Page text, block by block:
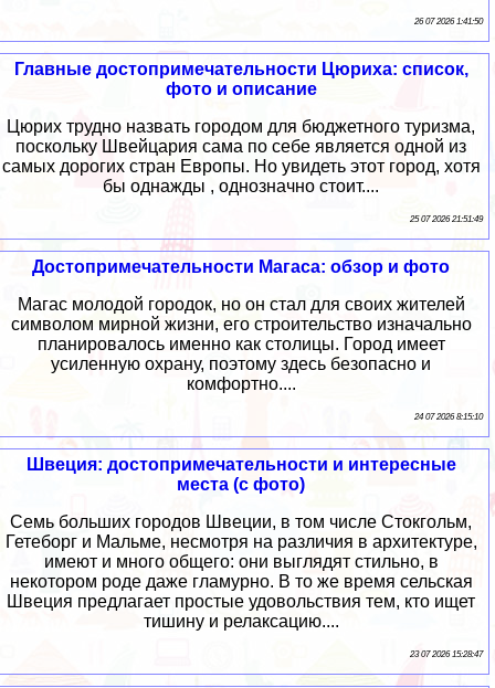
26 07 2026 1:41:50
Главные достопримечательности Цюриха: список,
фото и описание
Цюрих трудно назвать городом для бюджетного туризма,
поскольку Швейцария сама по себе является одной из
самых дорогих стран Европы. Но увидеть этот город, хотя
бы однажды , однозначно стоит....
25 07 2026 21:51:49
Достопримечательности Магаса: обзор и фото
Магас молодой городок, но он стал для своих жителей
символом мирной жизни, его строительство изначально
планировалось именно как столицы. Город имеет
усиленную охрану, поэтому здесь безопасно и
комфортно....
24 07 2026 8:15:10
Швеция: достопримечательности и интересные
места (с фото)
Семь больших городов Швеции, в том числе Стокгольм,
Гетеборг и Мальме, несмотря на различия в архитектуре,
имеют и много общего: они выглядят стильно, в
некотором роде даже гламурно. В то же время сельская
Швеция предлагает простые удовольствия тем, кто ищет
тишину и релаксацию....
23 07 2026 15:28:47